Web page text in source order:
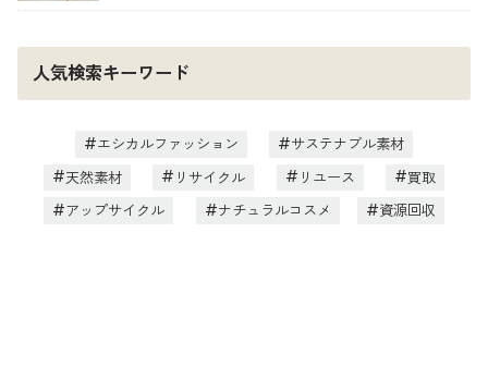
人気検索キーワード
エシカルファッション
サステナブル素材
天然素材
リサイクル リユース
買取
アップサイクル
ナチュラルコスメ 資源回収